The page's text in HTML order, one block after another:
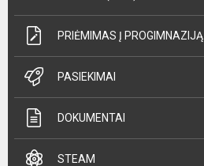
PRIĖMIMAS Į PROGIMNAZIJĄ
PASIEKIMAI
DOKUMENTAI
STEAM